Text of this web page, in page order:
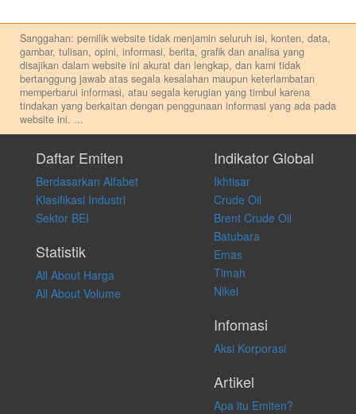
Sanggahan: pemilik website tidak menjamin seluruh isi, konten, data,
gambar, tulisan, opini, informasi, berita, grafik dan analisa yang
disajikan dalam website ini akurat dan lengkap, dan kami tidak
bertanggung jawab atas segala kesalahan maupun keterlambatan
memperbarui informasi, atau segala kerugian yang timbul karena
tindakan yang berkaitan dengan penggunaan informasi yang ada pada
website ini. ...
pribadi. Kami tidak memberi anjuran, saran, rekomendasi untuk
membeli, menjual atau melakukan aktivitas lain yang terkait dengan
transaksi perdagangan apapun, dan kami tidak bertanggung jawab
atas keputusan investasi yang dilakukan dalam kondisi dan situasi
apapun juga, yang diakibatkan secara langsung maupun tidak
langsung atas konten pada website ini.
Daftar Emiten
Berdasarkan Alfabet
Klasifikasi Industri
Sektor BEI
Statistik
All About Harga
All About Volume
Indikator Global
Ikhtisar
Crude Oil
Brent Crude Oil
Batubara
Emas
Timah
Nikel
Infomasi
Aksi Korporasi
Artikel
Apa itu Emiten?